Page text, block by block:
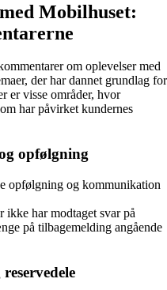
Mobilhuset:
om oplevelser med
der har dannet grundlag for
er visse områder, hvor
har påvirket kundernes
opfølgning
opfølgning og kommunikation
ikke har modtaget svar på
på tilbagemelding angående